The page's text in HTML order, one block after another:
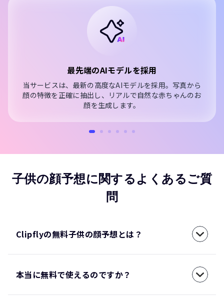
最先端のAIモデルを採用
当サービスは、最新の高度なAIモデルを採用。写真から
顔の特徴を正確に抽出し、リアルで自然な赤ちゃんのお
顔を生成します。
子供の顔予想に関するよくあるご質
問
Clipflyの無料子供の顔予想とは？
本当に無料で使えるのですか？